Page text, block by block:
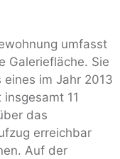
umfasst
Galeriefläche. Sie
im Jahr 2013
11
das
erreichbar
Auf der